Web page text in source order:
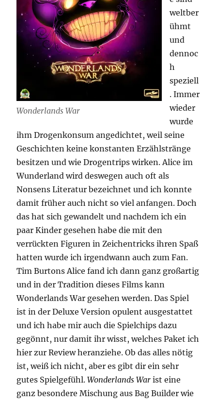
Wonderlands War
weltber
ühmt
und
dennoc
h
speziell
. Immer
wieder
wurde
ihm Drogenkonsum angedichtet, weil seine
Geschichten keine konstanten Erzählstränge
besitzen und wie Drogentrips wirken. Alice im
Wunderland wird deswegen auch oft als
Nonsens Literatur bezeichnet und ich konnte
damit früher auch nicht so viel anfangen. Doch
das hat sich gewandelt und nachdem ich ein
paar Kinder gesehen habe die mit den
verrückten Figuren in Zeichentricks ihren Spaß
hatten wurde ich irgendwann auch zum Fan.
Tim Burtons Alice fand ich dann ganz großartig
und in der Tradition dieses Films kann
Wonderlands War gesehen werden. Das Spiel
ist in der Deluxe Version opulent ausgestattet
und ich habe mir auch die Spielchips dazu
gegönnt, nur damit ihr wisst, welches Paket ich
hier zur Review heranziehe. Ob das alles nötig
ist, weiß ich nicht, aber es gibt dir ein sehr
gutes Spielgefühl.Wonderlands War ist eine
ganz besondere Mischung aus Bag Builder wie